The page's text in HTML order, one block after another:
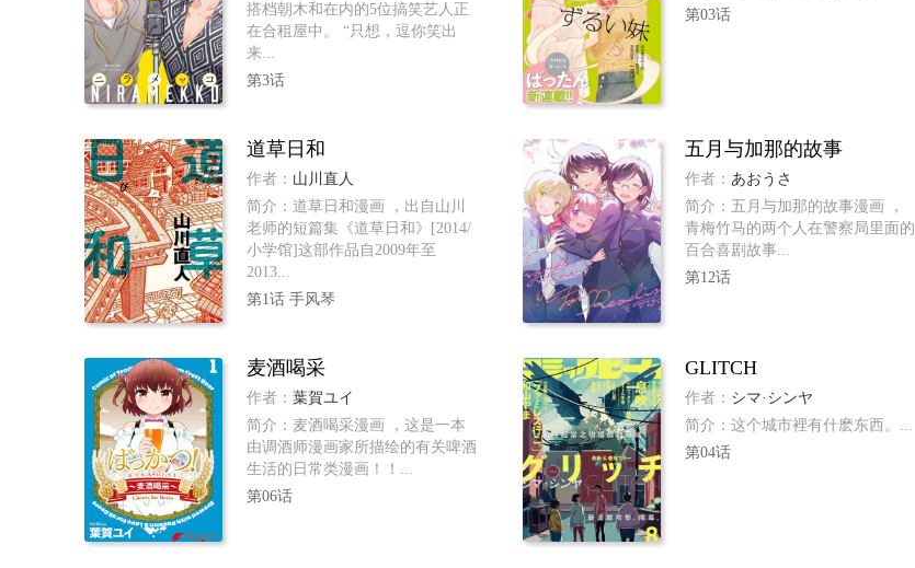
搭档朝木和在内的5位搞笑艺人正
在合租屋中。 “只想，逗你笑出
来...
第3话
第03话
道草日和
作者： 山川直人
简介：道草日和漫画 ，出自山川
老师的短篇集《道草日和》[2014/
小学馆]这部作品自2009年至
2013...
第1话 手风琴
五月与加那的故事
作者： あおうさ
简介：五月与加那的故事漫画 ，
青梅竹马的两个人在警察局里面的
百合喜剧故事...
第12话
麦酒喝采
作者： 葉賀ユイ
简介：麦酒喝采漫画 ，这是一本
由调酒师漫画家所描绘的有关啤酒
生活的日常类漫画！！...
第06话
GLITCH
作者： シマ·シンヤ
简介：这个城市裡有什麽东西。...
第04话